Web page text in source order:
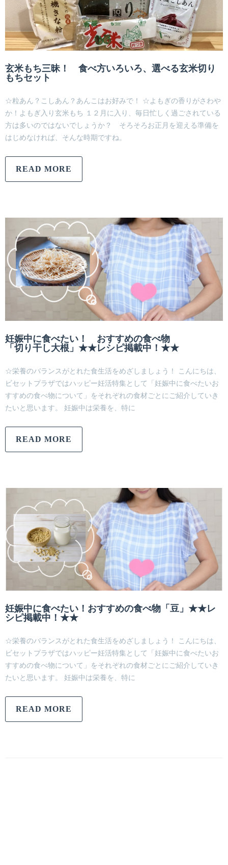
玄米もち三昧！ 食べ方いろいろ、選べる玄米切り
もちセット
☆粒あん？こしあん？あんこはお好みで！ ☆よもぎの香りがさわや
か！よもぎ入り玄米もち １２月に入り、毎日忙しく過ごされている
方は多いのではないでしょうか？ そろそろお正月を迎える準備を
はじめなければ、そんな時期ですね。
READ MORE
妊娠中に食べたい！ おすすめの食べ物
「切り干し大根」★★レシピ掲載中！★★
☆栄養のバランスがとれた食生活をめざしましょう！ こんにちは、
ビセットプラザではハッピー妊活特集として「妊娠中に食べたいお
すすめの食べ物について」をそれぞれの食材ごとにご紹介していき
たいと思います。 妊娠中は栄養を、特に
READ MORE
妊娠中に食べたい！おすすめの食べ物「豆」★★レ
シピ掲載中！★★
☆栄養のバランスがとれた食生活をめざしましょう！ こんにちは、
ビセットプラザではハッピー妊活特集として「妊娠中に食べたいお
すすめの食べ物について」をそれぞれの食材ごとにご紹介していき
たいと思います。 妊娠中は栄養を、特に
READ MORE